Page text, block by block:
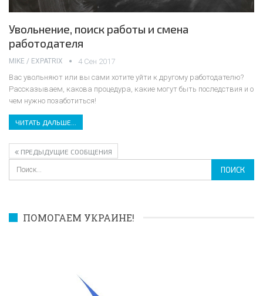
Увольнение, поиск работы и смена
работодателя
MIKE / EXPATRIX
4 Сен 2017
Вас увольняют или вы сами хотите уйти к другому работодателю?
Рассказываем, какова процедура, какие могут быть последствия и о
чем нужно позаботиться!
ЧИТАТЬ ДАЛЬШЕ...
ПРЕДЫДУЩИЕ СООБЩЕНИЯ
ПОМОГАЕМ УКРАИНЕ!